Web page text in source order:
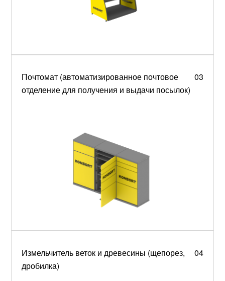
Почтомат (автоматизированное почтовое
отделение для получения и выдачи посылок)
03
Измельчитель веток и древесины (щепорез,
дробилка)
04